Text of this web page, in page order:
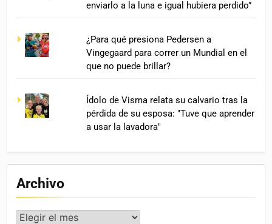
enviarlo a la luna e igual hubiera perdido”
¿Para qué presiona Pedersen a
Vingegaard para correr un Mundial en el
que no puede brillar?
Ídolo de Visma relata su calvario tras la
pérdida de su esposa: "Tuve que aprender
a usar la lavadora"
Archivo
Archivo